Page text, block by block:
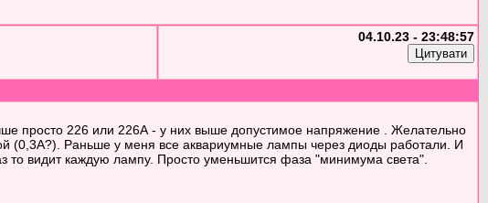
04.10.23 - 23:48:57
просто 226 или 226А - у них выше допустимое напряжение . Желательно
(0,3А?). Раньше у меня все аквариумные лампы через диоды работали. И
видит каждую лампу. Просто уменьшится фаза "минимума света".